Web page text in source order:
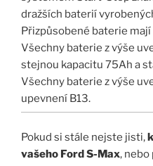
dražších baterií
Přizpůsobené baterie
Všechny baterie z výše
stejnou kapacitu 75Ah a
Všechny baterie z výše
upevnení B13.
Pokud si stále nejste jisti,
vašeho Ford S-Max,